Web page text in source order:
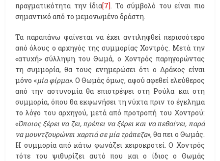
πραγματικότητα την ίδια[7]. Το σύμβολό του είναι πιο
σημαντικό από το μεμονωμένο δράστη.
Τα παραπάνω φαίνεται να έχει αντιληφθεί περισσότερο
από όλους ο αρχηγός της συμμορίας Χοντρός. Μετά την
«ατυχή» σύλληψη του Θωμά, ο Χοντρός παρηγορώντας
τη συμμορία, θα τους ενημερώσει ότι ο Δράκος είναι
μόνο «μία φίρμα». Ο Θωμάς όμως, αφού αφεθεί ελεύθερος
από την αστυνομία θα επιστρέψει στη Ρούλα και στη
συμμορία, όπου θα εκφωνήσει τη νύχτα πριν το έγκλημα
το λόγο του αρχηγού, μετά από προτροπή του Χοντρού:
«Όποιος ξέρει να ζει, πρέπει να ξέρει και να πεθαίνει, παρά
να μουντζουρώνει χαρτιά σε μία τράπεζα», θα πει ο Θωμάς.
Η συμμορία από κάτω φωνάζει χειροκροτεί. Ο Χοντρός
τότε του ψιθυρίζει αυτό που και ο ίδιος ο Θωμάς